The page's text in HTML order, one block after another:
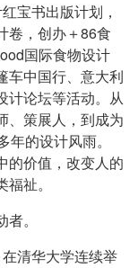
宝书出版计划，
卷，创办＋86食
国际食物设计
车中国行、意大利
计论坛等活动。从
、策展人，到成为
的设计风雨。
的价值，改变人的
祉。
。
清华大学连续举